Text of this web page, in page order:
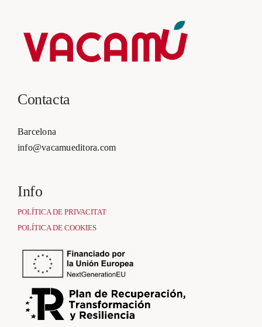
Contacta
Barcelona
info@vacamueditora.com
Info
POLÍTICA DE PRIVACITAT
POLÍTICA DE COOKIES